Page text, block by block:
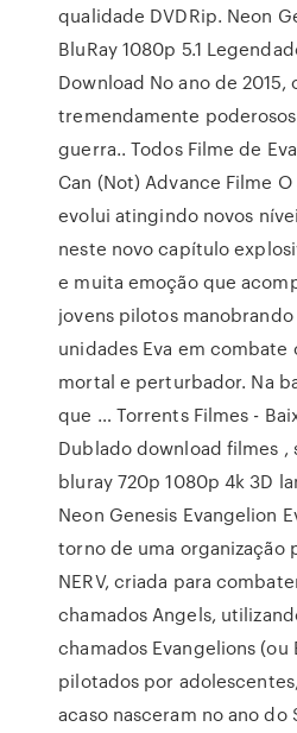
qualidade DVDRip. Neon
BluRay 1080p 5.1
Download No ano de 2015,
tremendamente
guerra.. Todos Filme de
Can (Not) Advance Filme
evolui atingindo novos
neste novo capítulo
e muita emoção que
jovens pilotos
unidades Eva em
mortal e perturbador. Na
que … Torrents Filmes -
Dublado download filmes ,
bluray 720p 1080p 4k 3D
Neon Genesis Evangelion
torno de uma organização
NERV, criada para
chamados Angels,
chamados Evangelions (ou
pilotados por
acaso nasceram no ano